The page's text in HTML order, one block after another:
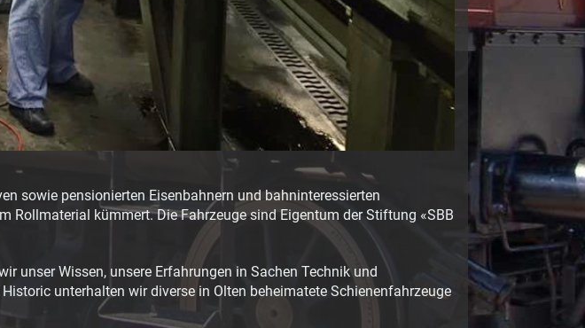
sowie pensionierten Eisenbahnern und bahninteressierten
Rollmaterial kümmert. Die Fahrzeuge sind Eigentum der Stiftung «SBB
unser Wissen, unsere Erfahrungen in Sachen Technik und
unterhalten wir diverse in Olten beheimatete Schienenfahrzeuge